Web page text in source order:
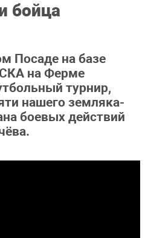
бойца
Посаде на базе
на Ферме
турнир,
нашего земляка-
боевых действий